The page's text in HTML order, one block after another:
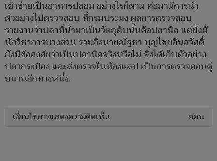
เข้าข่ายเป็นอาหารปลอม อย่างไรก็ตาม ต่อมามีการนำ
ตัวอย่างไปตรวจสอบ ที่กรมประมง ผลการตรวจสอบ
รายงานว่าปลาที่นำมาเป็นวัตถุดิบนั้นคือปลานิล แต่ยังมี
นักวิชาการบางส่วน รวมถึงนายณัฐชา บุญไชยอินสวัสดิ์
ยังมีข้อสงสัยว่าเป็นปลานิลจริงหรือไม่ จึงได้เก็บตัวอย่าง
ปลากระป๋อง และส่งตรวจในห้องแลป เป็นการตรวจสอบคู่
ขนานอีกทางหนึ่ง.
เงื่อนไขการแสดงความคิดเห็น ซ่อน